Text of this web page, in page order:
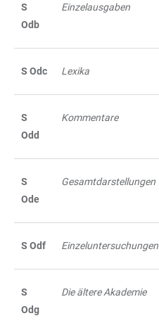
S
Odb
Einzelausgaben
S Odc Lexika
S
Odd
Kommentare
S
Ode
Gesamtdarstellungen
S Odf Einzeluntersuchungen
S
Odg
Die ältere Akademie